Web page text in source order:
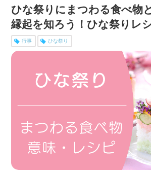
ひな祭りにまつわる食べ物
縁起を知ろう！ひな祭りレ
行事 ひな祭り